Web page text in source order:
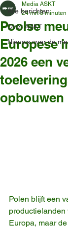
Alle berichten
Over ASKT
Nieuws over de
Poolse
Europese
2026 een
opbouwen
Media ASKT
24 mrt 8 minuten
Polen blijft een
productielanden
Europa, maar